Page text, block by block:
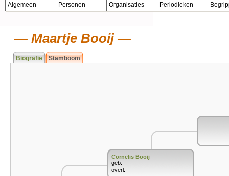
Algemeen Personen Organisaties Periodieken
Maartje Booij
Biografie Stamboom
Cornelis Booij
geb.
overl.